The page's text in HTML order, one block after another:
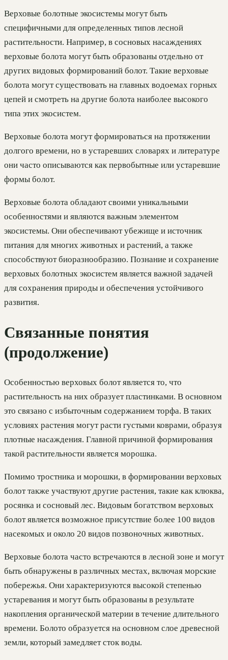
Верховые болотные экосистемы могут быть
специфичными для определенных типов лесной
растительности. Например, в сосновых насаждениях
верховые болота могут быть образованы отдельно от
других видовых формирований болот. Такие верховые
болота могут существовать на главных водоемах горных
цепей и смотреть на другие болота наиболее высокого
типа этих экосистем.
Верховые болота могут формироваться на протяжении
долгого времени, но в устаревших словарях и литературе
они часто описываются как первобытные или устаревшие
формы болот.
Верховые болота обладают своими уникальными
особенностями и являются важным элементом
экосистемы. Они обеспечивают убежище и источник
питания для многих животных и растений, а также
способствуют биоразнообразию. Познание и сохранение
верховых болотных экосистем является важной задачей
для сохранения природы и обеспечения устойчивого
развития.
Связанные понятия
(продолжение)
Особенностью верховых болот является то, что
растительность на них образует пластинками. В основном
это связано с избыточным содержанием торфа. В таких
условиях растения могут расти густыми коврами, образуя
плотные насаждения. Главной причиной формирования
такой растительности является морошка.
Помимо тростника и морошки, в формировании верховых
болот также участвуют другие растения, такие как клюква,
росянка и сосновый лес. Видовым богатством верховых
болот является возможное присутствие более 100 видов
насекомых и около 20 видов позвоночных животных.
Верховые болота часто встречаются в лесной зоне и могут
быть обнаружены в различных местах, включая морские
побережья. Они характеризуются высокой степенью
устаревания и могут быть образованы в результате
накопления органической материи в течение длительного
времени. Болото образуется на основном слое древесной
земли, который замедляет сток воды.